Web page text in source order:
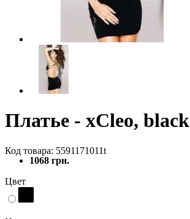
Платье - xCleo, black
Код товара: 5591171011t
1068 грн.
Цвет